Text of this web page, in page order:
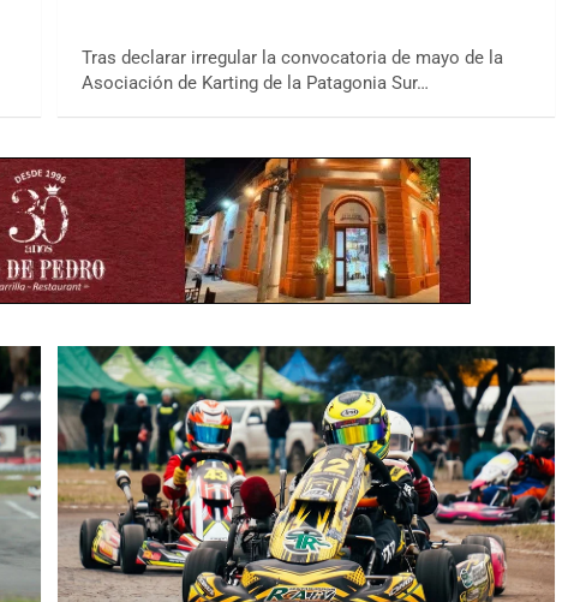
Tras declarar irregular la convocatoria de mayo de la
Asociación de Karting de la Patagonia Sur…